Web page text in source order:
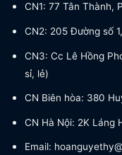
CN1: 77 Tân Thành,
CN2: 205 Đường số
CN3: Cc Lê Hồng
sỉ, lẻ)
CN Biên hòa: 380
CN Hà Nội: 2K Láng
Email: